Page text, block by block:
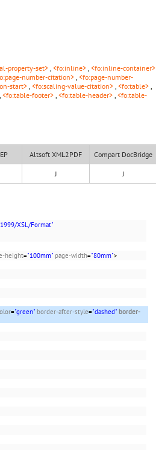
property-set> , <fo:inline> , <fo:inline-container>
number-citation> , <fo:page-number-
start>, <fo:scaling-value-citation> , <fo:table> ,
, <fo:table-footer> , <fo:table-header> , <fo:table-
Altsoft XML2PDF Compart DocBridge
J J
XSL/Format"
height="100mm" page-width="80mm">
="green" border-after-style="dashed" border-